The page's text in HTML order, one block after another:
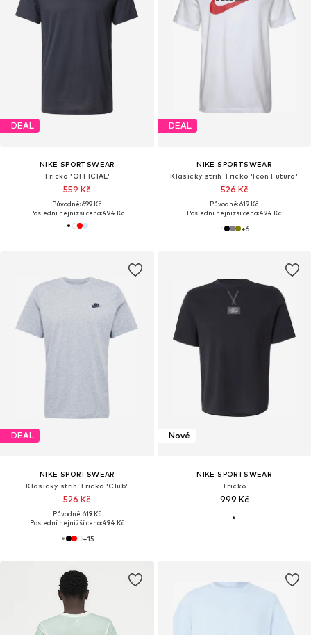
DEAL
NIKE SPORTSWEAR
Tričko 'OFFICIAL'
559 Kč
Původně: 699 Kč
Poslední nejnižší cena:494 Kč
DEAL
NIKE SPORTSWEAR
Klasický střih Tričko 'Icon Futura'
526 Kč
Původně: 619 Kč
Poslední nejnižší cena:494 Kč
+6
DEAL
NIKE SPORTSWEAR
Klasický střih Tričko 'Club'
526 Kč
Původně: 619 Kč
Poslední nejnižší cena:494 Kč
+15
Nové
NIKE SPORTSWEAR
Tričko
999 Kč